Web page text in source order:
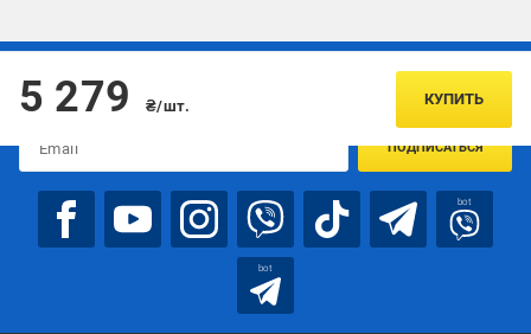
5 279 ₴/шт. КУПИТЬ
Подписывайтесь, чтобы узнавать первым об акцияx и
ПОДПИСАТЬСЯ
bot
bot